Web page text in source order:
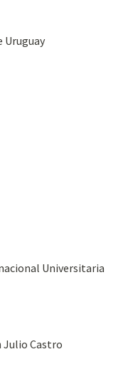
Uruguay
Universitaria
Julio Castro